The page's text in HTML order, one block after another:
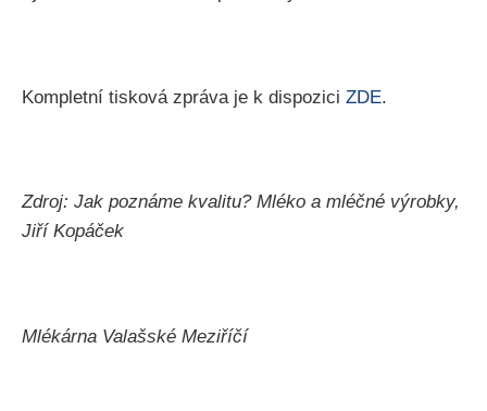
Kompletní tisková zpráva je k dispozici ZDE.
Zdroj: Jak poznáme kvalitu? Mléko a mléčné výrobky,
Jiří Kopáček
Mlékárna Valašské Meziříčí